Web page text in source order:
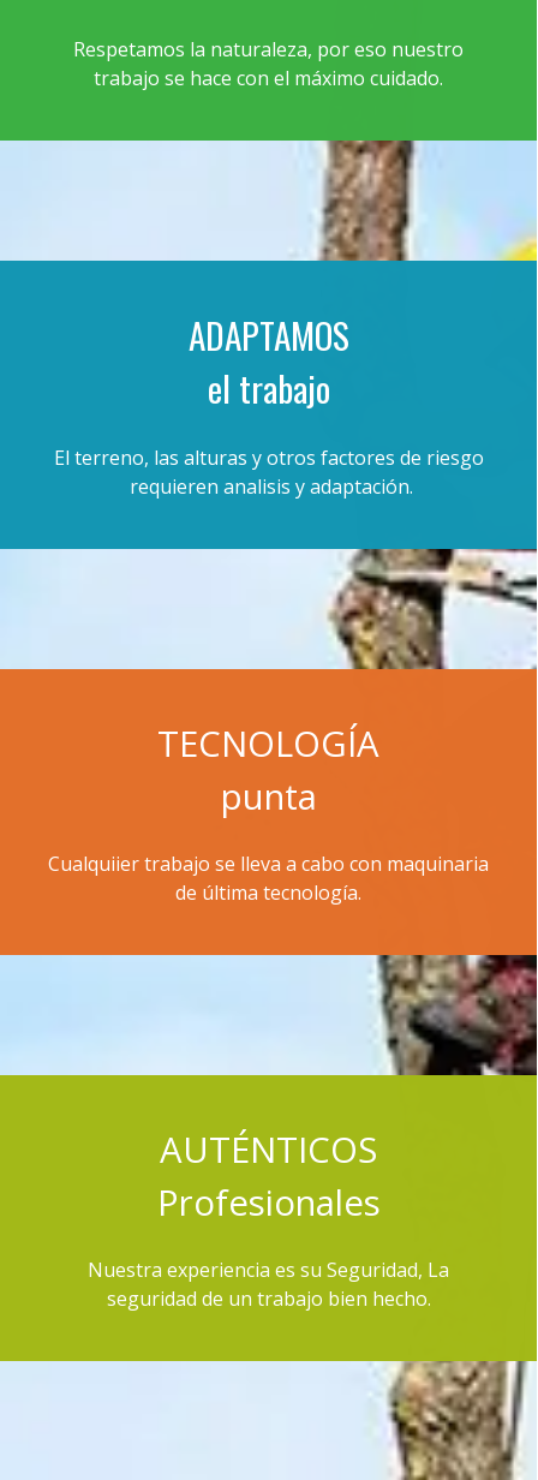
Respetamos la naturaleza, por eso nuestro
trabajo se hace con el máximo cuidado.
ADAPTAMOS
el trabajo
El terreno, las alturas y otros factores de riesgo
requieren analisis y adaptación.
TECNOLOGÍA
punta
Cualquiier trabajo se lleva a cabo con maquinaria
de última tecnología.
AUTÉNTICOS
Profesionales
Nuestra experiencia es su Seguridad, La
seguridad de un trabajo bien hecho.